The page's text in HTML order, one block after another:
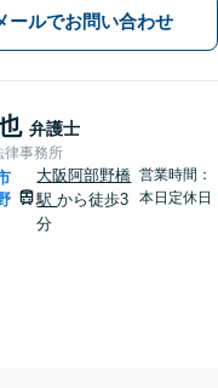
ールでお問い合わせ
弁護士
律事務所
大阪阿部野橋
駅から徒歩3
分
営業時間：
本日定休日